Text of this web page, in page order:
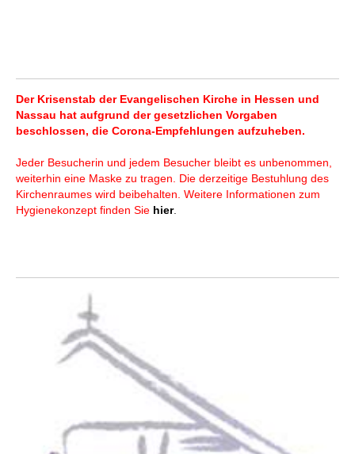
Der Krisenstab der Evangelischen Kirche in Hessen und
Nassau hat aufgrund der gesetzlichen Vorgaben
beschlossen, die Corona-Empfehlungen aufzuheben.
Jeder Besucherin und jedem Besucher bleibt es unbenommen,
weiterhin eine Maske zu tragen. Die derzeitige Bestuhlung des
Kirchenraumes wird beibehalten. Weitere Informationen zum
Hygienekonzept finden Sie hier.